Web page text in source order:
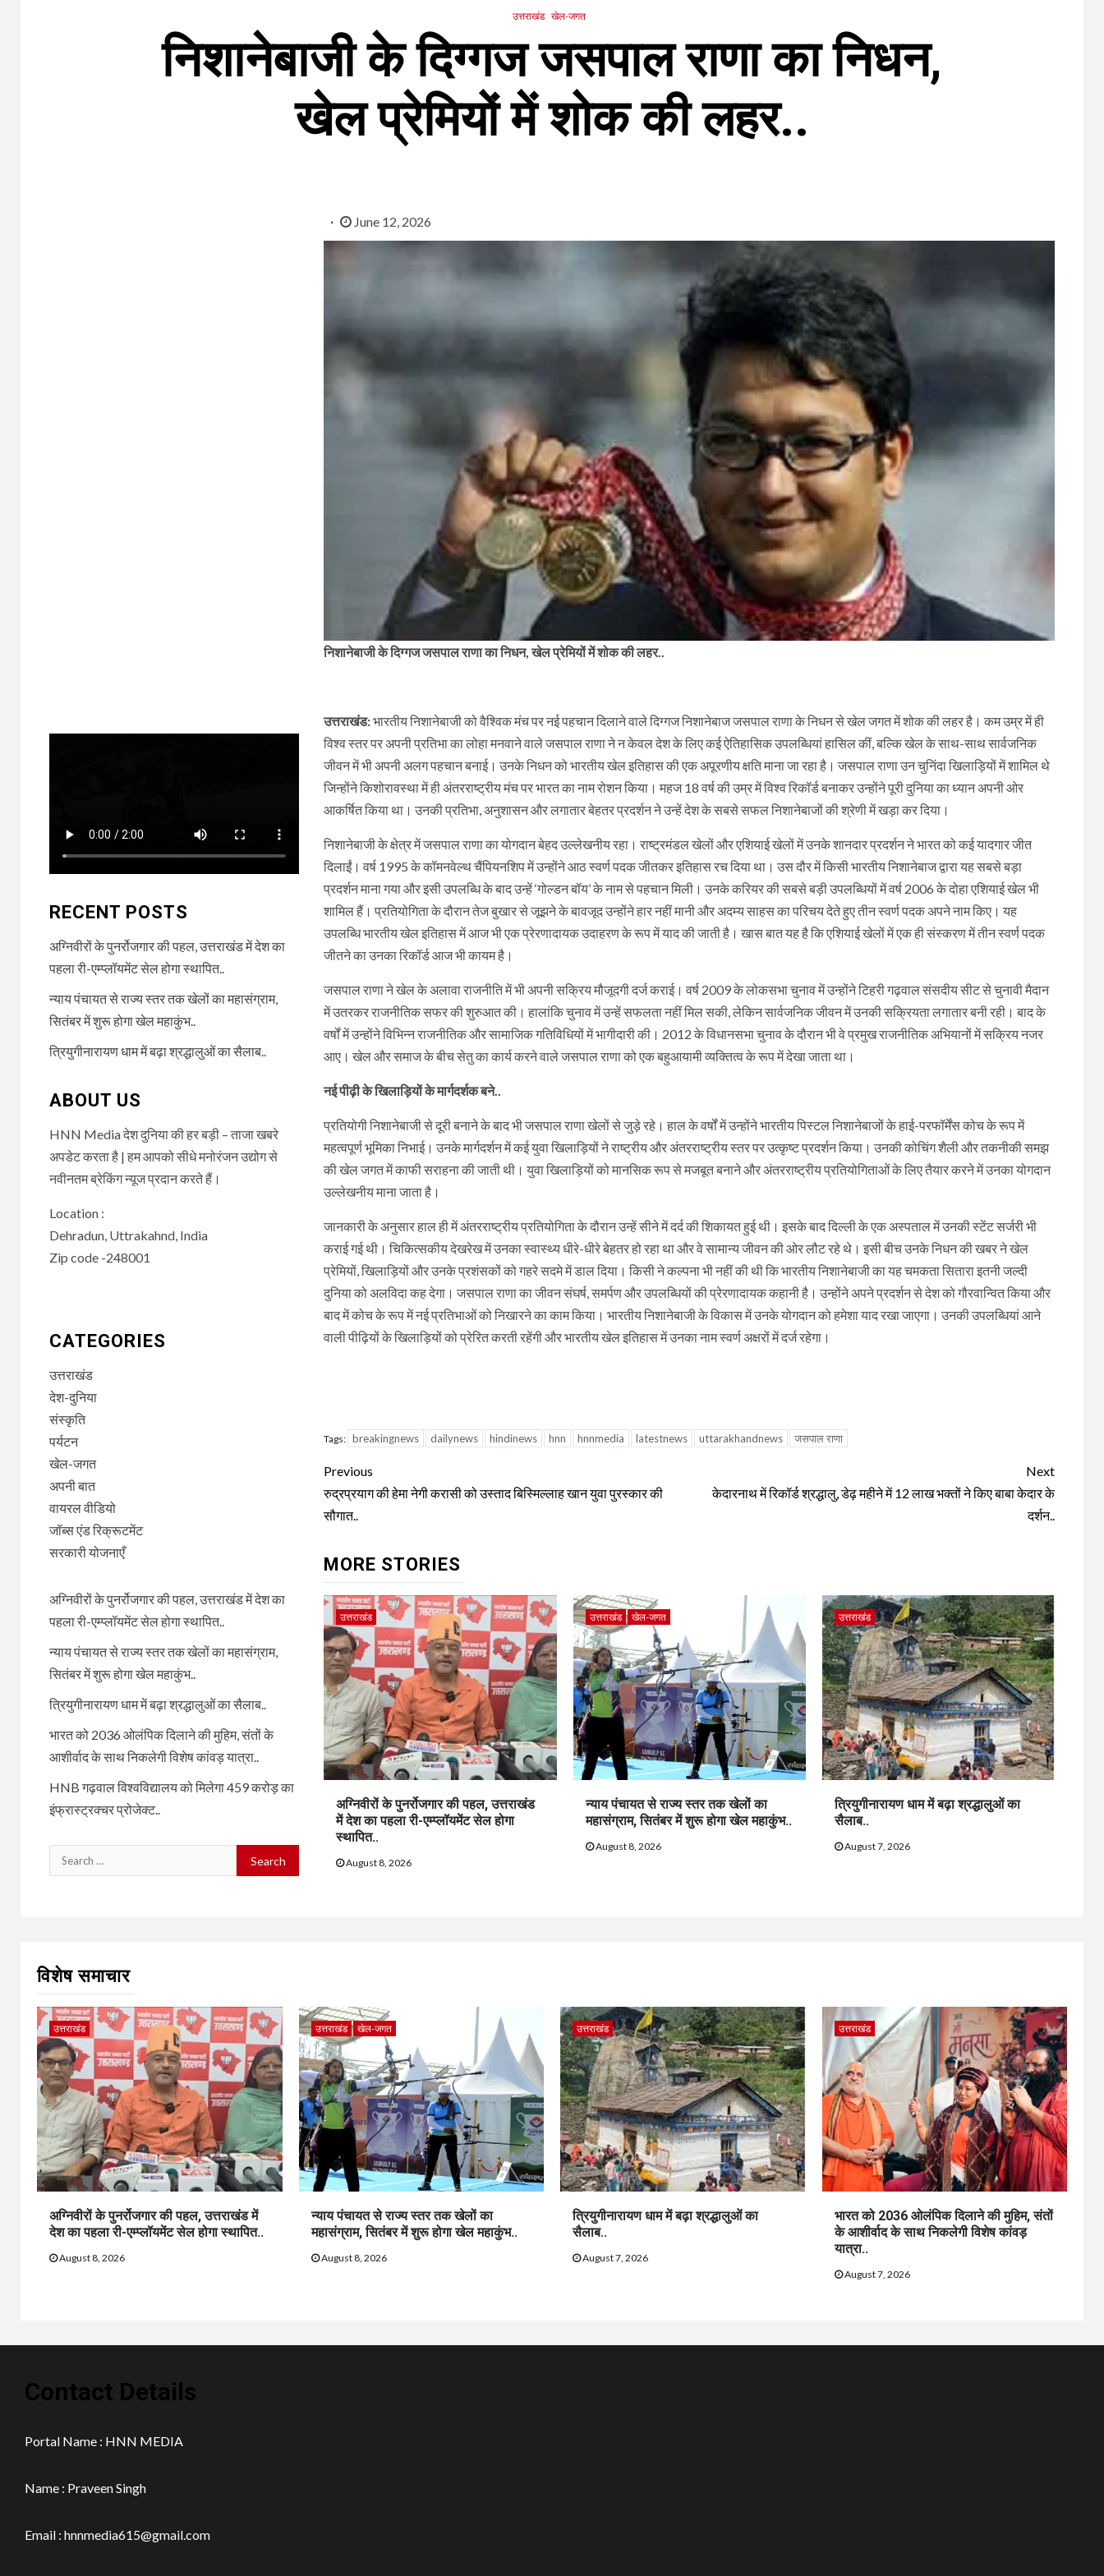
उत्तराखंड खेल-जगत
निशानेबाजी के दिग्गज जसपाल राणा का निधन,
खेल प्रेमियों में शोक की लहर..
June 12, 2026
निशानेबाजी के दिग्गज जसपाल राणा का निधन, खेल प्रेमियों में शोक की लहर..
उत्तराखंड:भारतीय निशानेबाजी को वैश्विक मंच पर नई पहचान दिलाने वाले दिग्गज निशानेबाज जसपाल राणा के निधन से खेल जगत में शोक की लहर है। कम उम्र में ही
विश्व स्तर पर अपनी प्रतिभा का लोहा मनवाने वाले जसपाल राणा ने न केवल देश के लिए कई ऐतिहासिक उपलब्धियां हासिल कीं, बल्कि खेल के साथ-साथ सार्वजनिक
जीवन में भी अपनी अलग पहचान बनाई। उनके निधन को भारतीय खेल इतिहास की एक अपूरणीय क्षति माना जा रहा है। जसपाल राणा उन चुनिंदा खिलाड़ियों में शामिल थे
जिन्होंने किशोरावस्था में ही अंतरराष्ट्रीय मंच पर भारत का नाम रोशन किया। महज 18 वर्ष की उम्र में विश्व रिकॉर्ड बनाकर उन्होंने पूरी दुनिया का ध्यान अपनी ओर
आकर्षित किया था। उनकी प्रतिभा, अनुशासन और लगातार बेहतर प्रदर्शन ने उन्हें देश के सबसे सफल निशानेबाजों की श्रेणी में खड़ा कर दिया।
निशानेबाजी के क्षेत्र में जसपाल राणा का योगदान बेहद उल्लेखनीय रहा। राष्ट्रमंडल खेलों और एशियाई खेलों में उनके शानदार प्रदर्शन ने भारत को कई यादगार जीत
दिलाईं। वर्ष 1995 के कॉमनवेल्थ चैंपियनशिप में उन्होंने आठ स्वर्ण पदक जीतकर इतिहास रच दिया था। उस दौर में किसी भारतीय निशानेबाज द्वारा यह सबसे बड़ा
प्रदर्शन माना गया और इसी उपलब्धि के बाद उन्हें ‘गोल्डन बॉय’ के नाम से पहचान मिली। उनके करियर की सबसे बड़ी उपलब्धियों में वर्ष 2006 के दोहा एशियाई खेल भी
शामिल हैं। प्रतियोगिता के दौरान तेज बुखार से जूझने के बावजूद उन्होंने हार नहीं मानी और अदम्य साहस का परिचय देते हुए तीन स्वर्ण पदक अपने नाम किए। यह
उपलब्धि भारतीय खेल इतिहास में आज भी एक प्रेरणादायक उदाहरण के रूप में याद की जाती है। खास बात यह है कि एशियाई खेलों में एक ही संस्करण में तीन स्वर्ण पदक
जीतने का उनका रिकॉर्ड आज भी कायम है।
जसपाल राणा ने खेल के अलावा राजनीति में भी अपनी सक्रिय मौजूदगी दर्ज कराई। वर्ष 2009 के लोकसभा चुनाव में उन्होंने टिहरी गढ़वाल संसदीय सीट से चुनावी मैदान
में उतरकर राजनीतिक सफर की शुरुआत की। हालांकि चुनाव में उन्हें सफलता नहीं मिल सकी, लेकिन सार्वजनिक जीवन में उनकी सक्रियता लगातार बनी रही। बाद के
वर्षों में उन्होंने विभिन्न राजनीतिक और सामाजिक गतिविधियों में भागीदारी की। 2012 के विधानसभा चुनाव के दौरान भी वे प्रमुख राजनीतिक अभियानों में सक्रिय नजर
आए। खेल और समाज के बीच सेतु का कार्य करने वाले जसपाल राणा को एक बहुआयामी व्यक्तित्व के रूप में देखा जाता था।
नई पीढ़ी के खिलाड़ियों के मार्गदर्शक बने..
प्रतियोगी निशानेबाजी से दूरी बनाने के बाद भी जसपाल राणा खेलों से जुड़े रहे। हाल के वर्षों में उन्होंने भारतीय पिस्टल निशानेबाजों के हाई-परफॉर्मेंस कोच के रूप में
महत्वपूर्ण भूमिका निभाई। उनके मार्गदर्शन में कई युवा खिलाड़ियों ने राष्ट्रीय और अंतरराष्ट्रीय स्तर पर उत्कृष्ट प्रदर्शन किया। उनकी कोचिंग शैली और तकनीकी समझ
की खेल जगत में काफी सराहना की जाती थी। युवा खिलाड़ियों को मानसिक रूप से मजबूत बनाने और अंतरराष्ट्रीय प्रतियोगिताओं के लिए तैयार करने में उनका योगदान
उल्लेखनीय माना जाता है।
जानकारी के अनुसार हाल ही में अंतरराष्ट्रीय प्रतियोगिता के दौरान उन्हें सीने में दर्द की शिकायत हुई थी। इसके बाद दिल्ली के एक अस्पताल में उनकी स्टेंट सर्जरी भी
कराई गई थी। चिकित्सकीय देखरेख में उनका स्वास्थ्य धीरे-धीरे बेहतर हो रहा था और वे सामान्य जीवन की ओर लौट रहे थे। इसी बीच उनके निधन की खबर ने खेल
प्रेमियों, खिलाड़ियों और उनके प्रशंसकों को गहरे सदमे में डाल दिया। किसी ने कल्पना भी नहीं की थी कि भारतीय निशानेबाजी का यह चमकता सितारा इतनी जल्दी
दुनिया को अलविदा कह देगा। जसपाल राणा का जीवन संघर्ष, समर्पण और उपलब्धियों की प्रेरणादायक कहानी है। उन्होंने अपने प्रदर्शन से देश को गौरवान्वित किया और
बाद में कोच के रूप में नई प्रतिभाओं को निखारने का काम किया। भारतीय निशानेबाजी के विकास में उनके योगदान को हमेशा याद रखा जाएगा। उनकी उपलब्धियां आने
वाली पीढ़ियों के खिलाड़ियों को प्रेरित करती रहेंगी और भारतीय खेल इतिहास में उनका नाम स्वर्ण अक्षरों में दर्ज रहेगा।
Tags: breakingnews dailynews hindinews hnn hnnmedia latestnews uttarakhandnews जसपाल राणा
Continue
Reading
Previous
रुद्रप्रयाग की हेमा नेगी करासी को उस्ताद बिस्मिल्लाह खान युवा पुरस्कार की
सौगात..
Next
केदारनाथ में रिकॉर्ड श्रद्धालु, डेढ़ महीने में 12 लाख भक्तों ने किए बाबा केदार के
दर्शन..
MORE STORIES
उत्तराखंड
अग्निवीरों के पुनर्रोजगार की पहल, उत्तराखंड
में देश का पहला री-एम्प्लॉयमेंट सेल होगा
स्थापित..
August 8, 2026
उत्तराखंड खेल-जगत
न्याय पंचायत से राज्य स्तर तक खेलों का
महासंग्राम, सितंबर में शुरू होगा खेल महाकुंभ..
August 8, 2026
उत्तराखंड
त्रियुगीनारायण धाम में बढ़ा श्रद्धालुओं का
सैलाब..
August 7, 2026
RECENT POSTS
अग्निवीरों के पुनर्रोजगार की पहल, उत्तराखंड में देश का
पहला री-एम्प्लॉयमेंट सेल होगा स्थापित..
न्याय पंचायत से राज्य स्तर तक खेलों का महासंग्राम,
सितंबर में शुरू होगा खेल महाकुंभ..
त्रियुगीनारायण धाम में बढ़ा श्रद्धालुओं का सैलाब..
ABOUT US
HNN Media देश दुनिया की हर बड़ी – ताजा खबरे
अपडेट करता है | हम आपको सीधे मनोरंजन उद्योग से
नवीनतम ब्रेकिंग न्यूज प्रदान करते हैं।
Location :
Dehradun, Uttrakahnd, India
Zip code -248001
CATEGORIES
उत्तराखंड
देश-दुनिया
संस्कृति
पर्यटन
खेल-जगत
अपनी बात
वायरल वीडियो
जॉब्स एंड रिक्रूटमेंट
सरकारी योजनाएँ
अग्निवीरों के पुनर्रोजगार की पहल, उत्तराखंड में देश का
पहला री-एम्प्लॉयमेंट सेल होगा स्थापित..
न्याय पंचायत से राज्य स्तर तक खेलों का महासंग्राम,
सितंबर में शुरू होगा खेल महाकुंभ..
त्रियुगीनारायण धाम में बढ़ा श्रद्धालुओं का सैलाब..
भारत को 2036 ओलंपिक दिलाने की मुहिम, संतों के
आशीर्वाद के साथ निकलेगी विशेष कांवड़ यात्रा..
HNB गढ़वाल विश्वविद्यालय को मिलेगा 459 करोड़ का
इंफ्रास्ट्रक्चर प्रोजेक्ट..
Search
for:
विशेष समाचार
उत्तराखंड
अग्निवीरों के पुनर्रोजगार की पहल, उत्तराखंड में
देश का पहला री-एम्प्लॉयमेंट सेल होगा स्थापित..
August 8, 2026
उत्तराखंड खेल-जगत
न्याय पंचायत से राज्य स्तर तक खेलों का
महासंग्राम, सितंबर में शुरू होगा खेल महाकुंभ..
August 8, 2026
उत्तराखंड
त्रियुगीनारायण धाम में बढ़ा श्रद्धालुओं का
सैलाब..
August 7, 2026
उत्तराखंड
भारत को 2036 ओलंपिक दिलाने की मुहिम, संतों
के आशीर्वाद के साथ निकलेगी विशेष कांवड़
यात्रा..
August 7, 2026
Contact Details
Portal Name : HNN MEDIA
Name : Praveen Singh
Email : hnnmedia615@gmail.com